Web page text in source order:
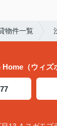
物件一覧
（ウィズ